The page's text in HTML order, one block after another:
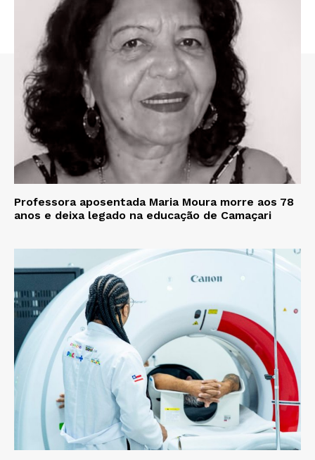
Professora aposentada Maria Moura morre aos 78
anos e deixa legado na educação de Camaçari